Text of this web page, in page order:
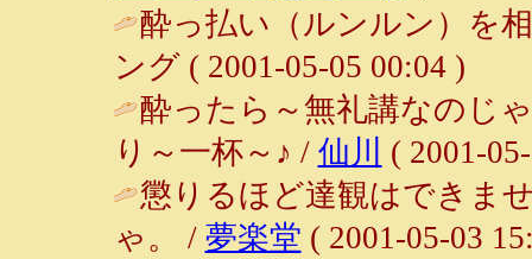
酔っ払い（ルンルン）を
ング ( 2001-05-05 00:04 )
酔ったら～無礼講なのじ
り～一杯～♪ / 仙川
( 2001-
懲りるほど達観はできま
ゃ。 / 夢楽堂 ( 2001-05-03